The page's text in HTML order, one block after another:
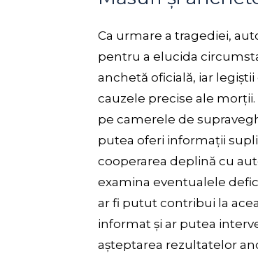
Ca urmare a tragediei,
pentru a elucida
anchetă oficială, iar
cauzele precise ale
pe camerele de
putea oferi informații
cooperarea deplină cu
examina eventualele
ar fi putut contribui la
informat și ar putea
așteptarea rezultatelor